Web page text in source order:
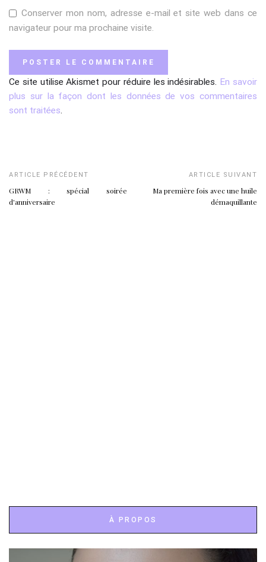
Conserver mon nom, adresse e-mail et site web dans ce
navigateur pour ma prochaine visite.
Ce site utilise Akismet pour réduire les indésirables. En savoir
plus sur la façon dont les données de vos commentaires
sont traitées.
ARTICLE PRÉCÉDENT
GRWM : spécial soirée
d'anniversaire
ARTICLE SUIVANT
Ma première fois avec une huile
démaquillante
À PROPOS